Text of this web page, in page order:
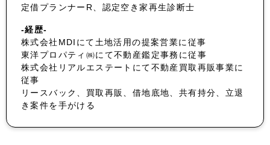
定借プランナーR、認定空き家再生診断士
-経歴-
株式会社MDIにて土地活用の提案営業に従事
東洋プロパティ㈱にて不動産鑑定事務に従事
株式会社リアルエステートにて不動産買取再販事業に
従事
リースバック、買取再販、借地底地、共有持分、立退
き案件を手がける